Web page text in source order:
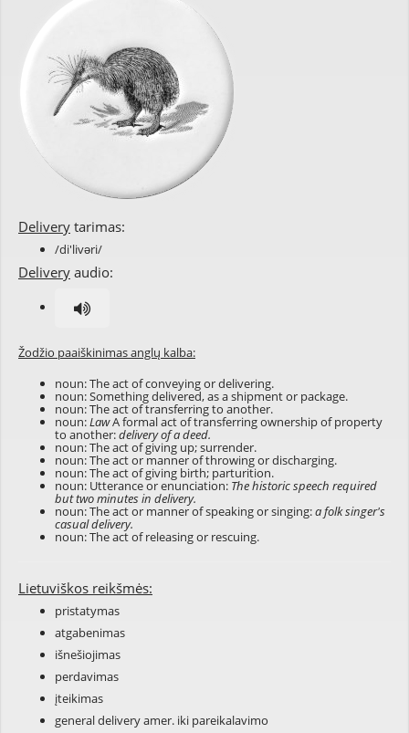
Delivery tarimas:
/di'livəri/
Delivery audio:
Žodžio paaiškinimas anglų kalba:
noun: The act of conveying or delivering.
noun: Something delivered, as a shipment or package.
noun: The act of transferring to another.
noun:LawA formal act of transferring ownership of property
to another:delivery of a deed.
noun: The act of giving up; surrender.
noun: The act or manner of throwing or discharging.
noun: The act of giving birth; parturition.
noun: Utterance or enunciation: The historic speech required
but two minutes in delivery.
noun: The act or manner of speaking or singing:a folk singer's
casual delivery.
noun: The act of releasing or rescuing.
Lietuviškos reikšmės:
pristatymas
atgabenimas
išnešiojimas
perdavimas
įteikimas
general delivery amer. iki pareikalavimo